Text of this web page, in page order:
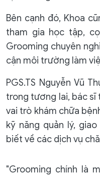
Bên cạnh đó, Khoa
tham gia học tập,
Grooming chuyên
cận môi trường làm
PGS.TS Nguyễn Vũ
trong tương lai, bác sĩ
vai trò khám chữa
kỹ năng quản lý,
biết về các dịch vụ
"Grooming chính là